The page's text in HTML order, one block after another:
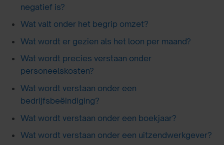
negatief is?
Wat valt onder het begrip omzet?
Wat wordt er gezien als het loon per maand?
Wat wordt precies verstaan onder
personeelskosten?
Wat wordt verstaan onder een
bedrijfsbeëindiging?
Wat wordt verstaan onder een boekjaar?
Wat wordt verstaan onder een uitzendwerkgever?